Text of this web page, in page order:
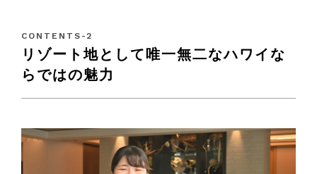
リゾート地として唯一無二なハワイな
らではの魅力